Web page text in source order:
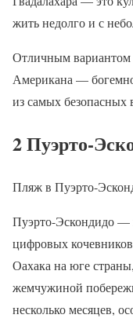
жить недолго и с
Отличным вариантом
Американа —
из самых безопасных
2 Пуэрто-
Пляж в Пуэрто-
Пуэрто-Эскондидо —
цифровых
Оахака на юге
жемчужиной
несколько месяцев,